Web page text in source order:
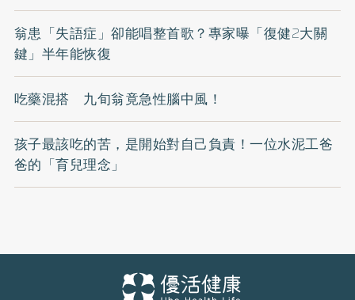
翁患「失語症」卻能唱整首歌？專家曝「復健2大關
鍵」半年能恢復
吃藥混搭 九旬翁竟急性腦中風！
孩子最該吃的苦，是開始對自己負責！一位水泥工爸
爸的「育兒理念」